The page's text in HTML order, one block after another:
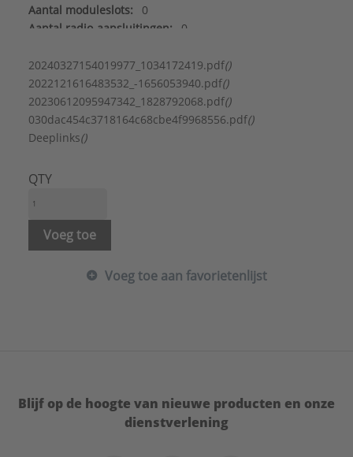
Aantal moduleslots:
0
Aantal radio-aansluitingen:
0
Aantal Sub-D aansluitingen 15-polig: 0
Aantal telefoonaansluitingen analoog:
Aantal telefoonaansluitingen ISDN:
0
Aantal USB aansluitingen:
0
Bevestigingswijze:
Kleur:
Merk:
Modulair:
Opbouw (stucwerk):
Vloerdoos/vloermontage:
MA AL 1173
20240327154019977_1034172419.pdf()
2022121616483532_-1656053940.pdf()
20230612095947342_1828792068.pdf()
030dac454c3718164c68cbe4f9968556.pdf()
Deeplinks()
QTY
Voeg toe
Voeg toe aan favorietenlijst
Blijf op de hoogte van nieuwe producten en onze
dienstverlening